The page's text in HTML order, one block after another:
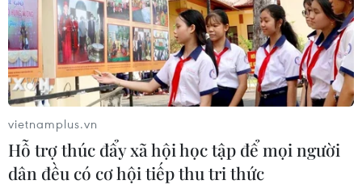
Liên đoàn Bóng đá châu Á (AFC) đã chính thức
công bố danh tính tổ trọng tài điều khiển trận
U23 Việt Nam-U23 Kuwait, trận đấu thuộc lượt
trận ra quân bảng D Vòng chung kết U23 châu
Á.
Trọng tài chính là ông
Abdulla Al-Marri (người
Qatar). Hai trợ lý Faisal Al Shammari và Zahy Al
Shammari cũng là người Qatar. Trọng tài điều
vietnamplus.vn
Hỗ trợ thúc đẩy xã hội học tập để mọi người
dân đều có cơ hội tiếp thu tri thức